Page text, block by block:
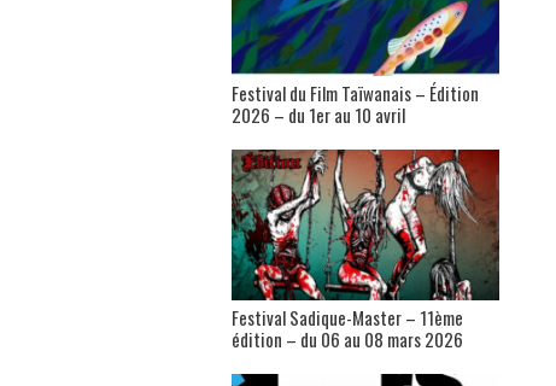
Festival du Film Taïwanais – Édition
2026 – du 1er au 10 avril
Festival Sadique-Master – 11ème
édition – du 06 au 08 mars 2026